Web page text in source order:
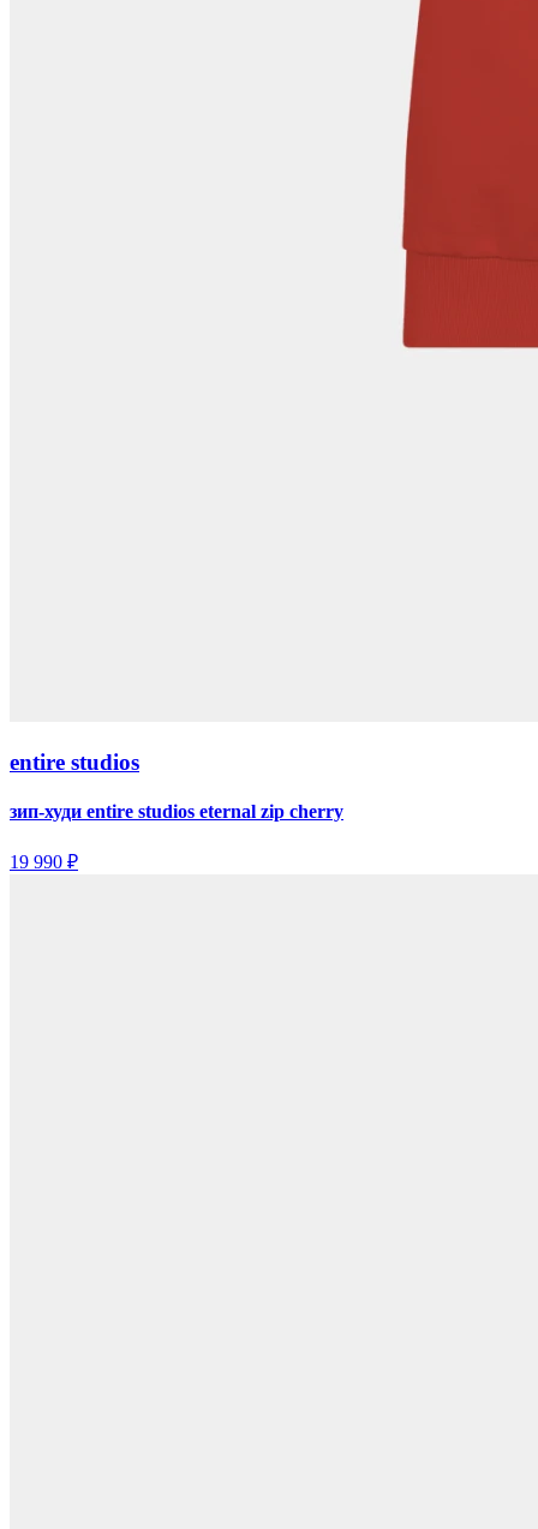
entire studios
зип-худи entire studios eternal zip cherry
19 990 ₽